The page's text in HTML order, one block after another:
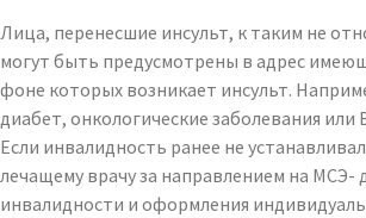
Лица, перенесшие инсульт, к таким не
могут быть предусмотрены в адрес
фоне которых возникает инсульт.
диабет, онкологические заболевания
Если инвалидность ранее не
лечащему врачу за направлением на МСЭ-
инвалидности и оформления